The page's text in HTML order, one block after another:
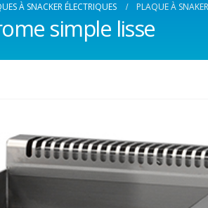
À SNACKER ÉLECTRIQUES PLAQUE À
simple lisse